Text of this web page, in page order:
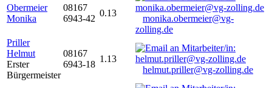
Obermeier
Monika
08167
6943-42
0.13
monika.obermeier@vg-
zolling.de
Priller
Helmut
Erster
Bürgermeister
08167
6943-18
1.13
helmut.priller@vg-zolling.de